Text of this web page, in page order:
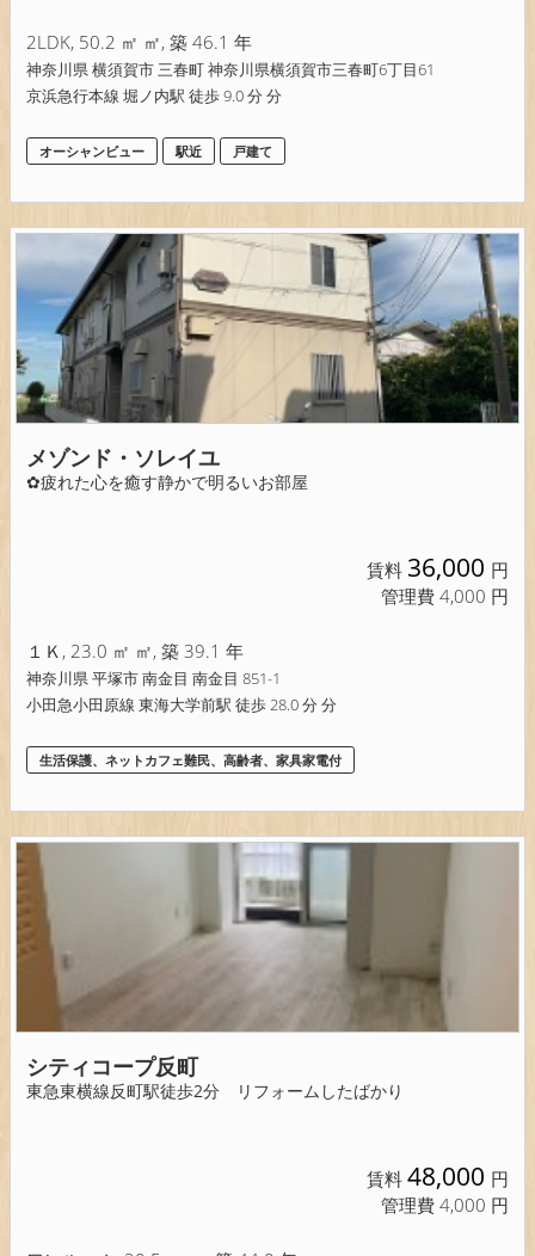
2LDK, 50.2 ㎡ ㎡, 築 46.1 年
神奈川県 横須賀市 三春町 神奈川県横須賀市三春町6丁目61
京浜急行本線 堀ノ内駅 徒歩 9.0 分 分
オーシャンビュー 駅近 戸建て
メゾンド・ソレイユ
✿疲れた心を癒す静かで明るいお部屋
賃料 36,000 円
管理費 4,000 円
１Ｋ, 23.0 ㎡ ㎡, 築 39.1 年
神奈川県 平塚市 南金目 南金目 851-1
小田急小田原線 東海大学前駅 徒歩 28.0 分 分
生活保護、ネットカフェ難民、高齢者、家具家電付
シティコープ反町
東急東横線反町駅徒歩2分 リフォームしたばかり
賃料 48,000 円
管理費 4,000 円